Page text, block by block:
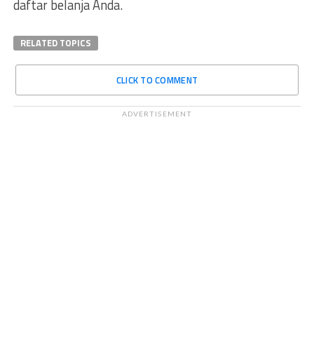
daftar belanja Anda.
RELATED TOPICS
CLICK TO COMMENT
ADVERTISEMENT